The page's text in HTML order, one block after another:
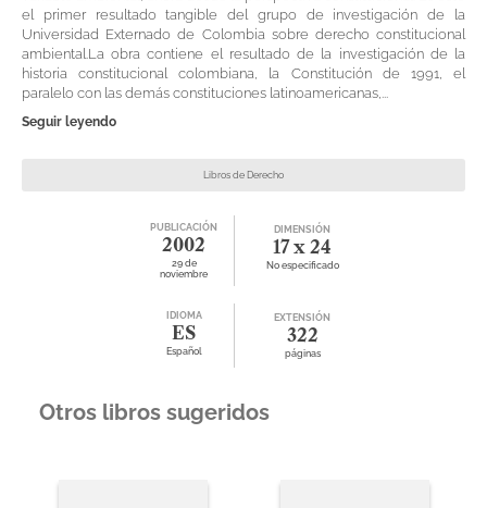
el primer resultado tangible del grupo de investigación de la
Universidad Externado de Colombia sobre derecho constitucional
ambiental.La obra contiene el resultado de la investigación de la
historia constitucional colombiana, la Constitución de 1991, el
paralelo con las demás constituciones latinoamericanas,...
Seguir leyendo
Libros de Derecho
PUBLICACIÓN
2002
29 de
noviembre
DIMENSIÓN
17 x 24
No especificado
IDIOMA
ES
Español
EXTENSIÓN
322
páginas
Otros libros sugeridos